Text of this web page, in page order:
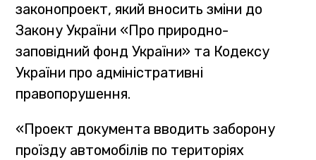
законопроект, який вносить зміни до
Закону України «Про природно-
заповідний фонд України» та Кодексу
України про адміністративні
правопорушення.
«Проект документа вводить заборону
проїзду автомобілів по територіях